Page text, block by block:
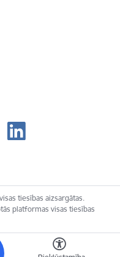
tiesības aizsargātas.
platformas visas tiesības